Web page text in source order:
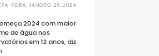
FEIRA, JANEIRO 26, 2024
2024 com maior
de água nos
em 12 anos, diz